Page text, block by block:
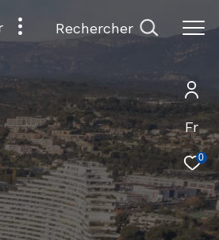
Fr
0
rechercher